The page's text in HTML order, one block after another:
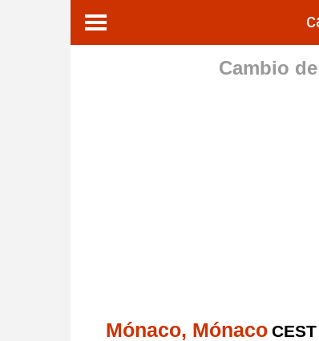
Cambio
Mónaco, Mónaco CEST